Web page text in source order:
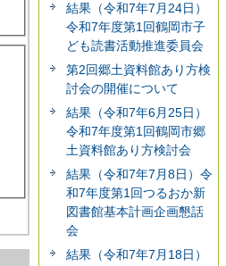
結果（令和7年7月24日）
令和7年度第1回鶴岡市子
ども読書活動推進委員会
第2回郷土資料館あり方検
討会の開催について
結果（令和7年6月25日）
令和7年度第1回鶴岡市郷
土資料館あり方検討会
結果（令和7年7月8日）令
和7年度第1回つるおか新
図書館基本計画企画懇話
会
結果（令和7年7月18日）